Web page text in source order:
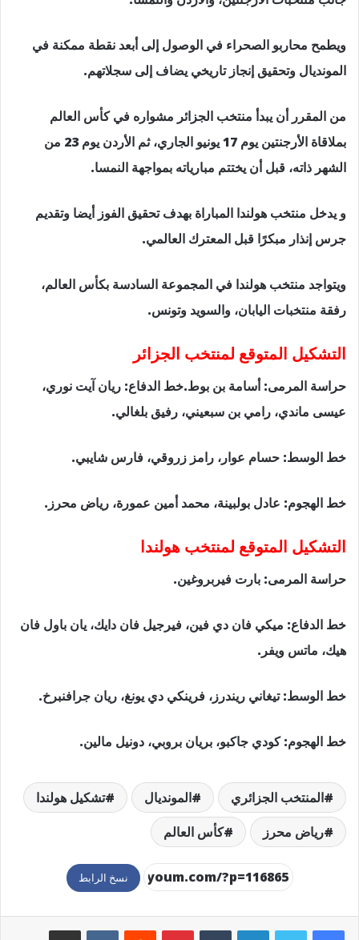
ويطمح محاربو الصحراء في الوصول إلى أبعد نقطة ممكنة في
المونديال وتحقيق إنجاز تاريخي يضاف إلى سجلاتهم.
من المقرر أن يبدأ منتخب الجزائر مشواره في كأس العالم
بملاقاة الأرجنتين يوم 17 يونيو الجاري، ثم الأردن يوم 23 من
الشهر ذاته، قبل أن يختتم مبارياته بمواجهة النمسا.
و يدخل منتخب هولندا المباراة بهدف تحقيق الفوز أيضا وتقديم
جرس إنذار مبكرًا قبل المعترك العالمي.
ويتواجد منتخب هولندا في المجموعة السادسة بكأس العالم،
رفقة منتخبات اليابان، والسويد وتونس.
التشكيل المتوقع لمنتخب الجزائر
حراسة المرمى: أسامة بن بوط.خط الدفاع: ريان آيت نوري،
عيسى ماندي، رامي بن سبعيني، رفيق بلغالي.
خط الوسط: حسام عوار، رامز زروقي، فارس شايبي.
خط الهجوم: عادل بولبينة، محمد أمين عمورة، رياض محرز.
التشكيل المتوقع لمنتخب هولندا
حراسة المرمى: بارت فيربروغين.
خط الدفاع: ميكي فان دي فين، فيرجيل فان دايك، يان باول فان
هيك، ماتس ويفر.
خط الوسط: تيغاني ريندرز، فرينكي دي يونغ، ريان جرافنبرخ.
خط الهجوم: كودي جاكبو، بريان بروبي، دونيل مالين.
المنتخب الجزائري المونديال
تشكيل هولندا
رياض محرز
كأس العالم
نسخ الرابط
لينكدإن بينتيريست مشاركة عبر البريد